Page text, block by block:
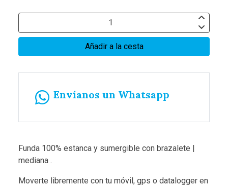
Añadir a la cesta
Envíanos un Whatsapp
Funda 100% estanca y sumergible con brazalete |
mediana .
Moverte libremente con tu móvil, gps o datalogger en